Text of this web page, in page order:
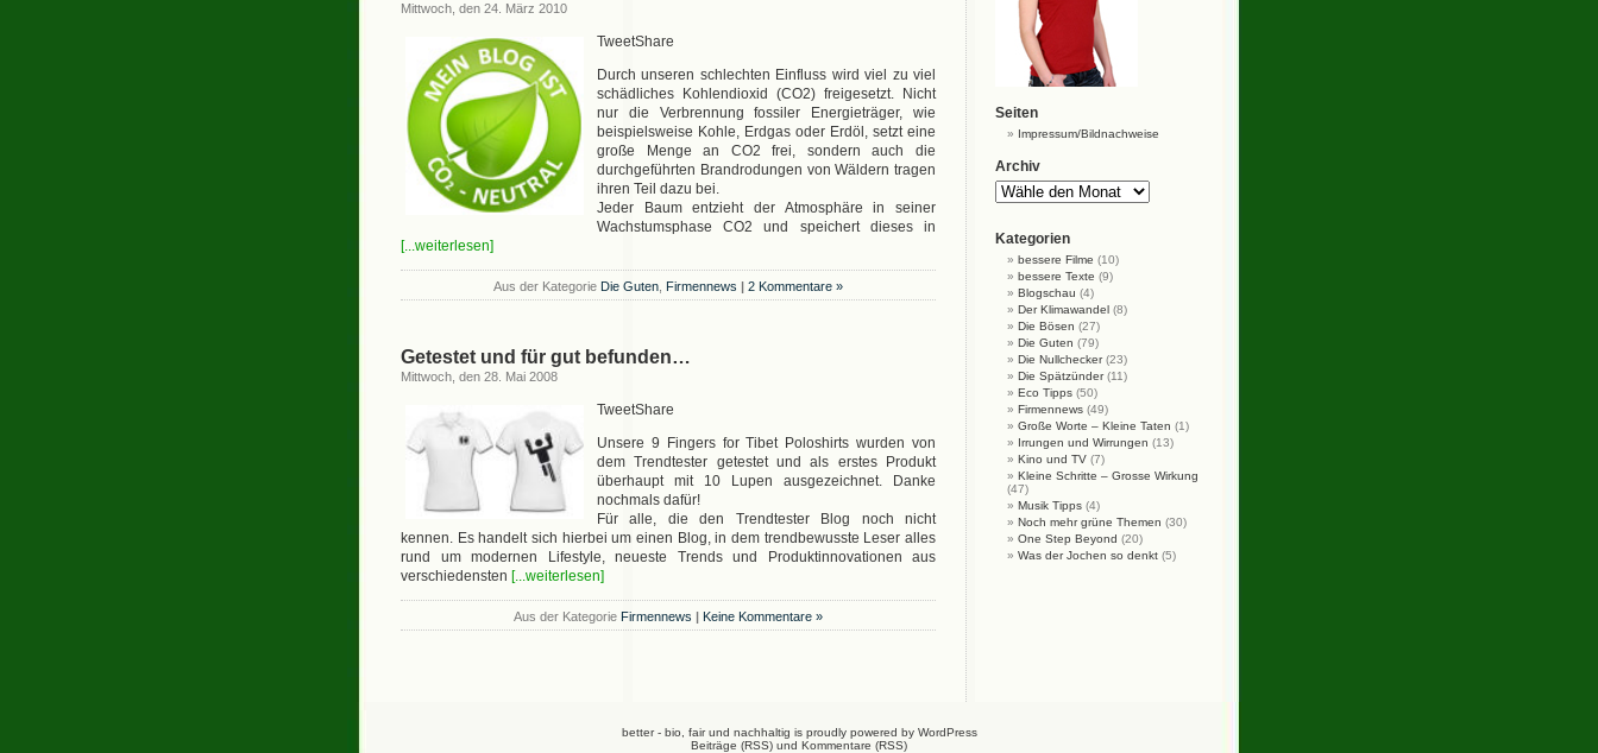
Mittwoch, den 24. März 2010
TweetShare
Durch unseren schlechten Einfluss wird viel zu viel
schädliches Kohlendioxid (CO2) freigesetzt. Nicht
nur die Verbrennung fossiler Energieträger, wie
beispielsweise Kohle, Erdgas oder Erdöl, setzt eine
große Menge an CO2 frei, sondern auch die
durchgeführten Brandrodungen von Wäldern tragen
ihren Teil dazu bei.
Jeder Baum entzieht der Atmosphäre in seiner
Wachstumsphase CO2 und speichert dieses in
[...weiterlesen]
Aus der Kategorie Die Guten Firmennews | 2 Kommentare »
Getestet und für gut befunden…
Mittwoch, den 28. Mai 2008
TweetShare
Unsere 9 Fingers for Tibet Poloshirts wurden von
dem Trendtester getestet und als erstes Produkt
überhaupt mit 10 Lupen ausgezeichnet. Danke
nochmals dafür!
Für alle, die den Trendtester Blog noch nicht
kennen. Es handelt sich hierbei um einen Blog, in dem trendbewusste Leser alles
rund um modernen Lifestyle, neueste Trends und Produktinnovationen aus
verschiedensten [...weiterlesen]
Aus der Kategorie Firmennews | Keine Kommentare »
Seiten
Impressum/Bildnachweise
Archiv
Kategorien
bessere Filme (10)
bessere Texte (9)
Blogschau (4)
Der Klimawandel (8)
Die Bösen (27)
Die Guten (79)
Die Nullchecker(23)
Die Spätzünder(11)
Eco Tipps (50)
Firmennews (49)
Große Worte – Kleine Taten (1)
Irrungen und Wirrungen (13)
Kino und TV (7)
Kleine Schritte – Grosse Wirkung
(47)
Musik Tipps (4)
Noch mehr grüne Themen (30)
One Step Beyond (20)
Was der Jochen so denkt (5)
better - bio, fair und nachhaltig is proudly powered by WordPress
Beiträge (RSS) und Kommentare (RSS)